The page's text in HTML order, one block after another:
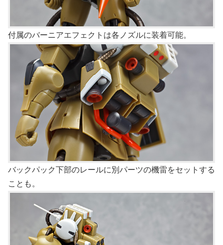
付属のバーニアエフェクトは各ノズルに装着可能。
バックパック下部のレールに別パーツの機雷をセットする
ことも。